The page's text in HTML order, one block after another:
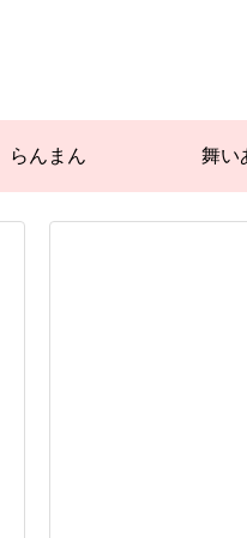
らんまん 舞い